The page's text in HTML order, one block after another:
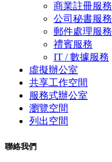
商業註冊服務
公司秘書服務
郵件處理服務
禮賓服務
IT / 數據服務
虛擬辦公室
共享工作空間
服務式辦公室
瀏覽空間
列出空間
聯絡我們